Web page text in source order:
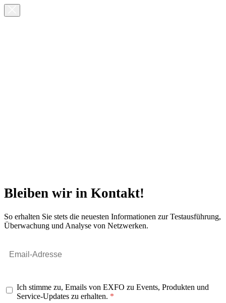
Bleiben wir in Kontakt!
So erhalten Sie stets die neuesten Informationen zur Testausführung,
Überwachung und Analyse von Netzwerken.
Ich stimme zu, Emails von EXFO zu Events, Produkten und
Service-Updates zu erhalten.